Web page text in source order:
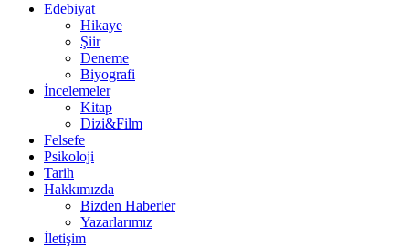
Edebiyat
Hikaye
Şiir
Deneme
Biyografi
İncelemeler
Kitap
Dizi&Film
Felsefe
Psikoloji
Tarih
Hakkımızda
Bizden Haberler
Yazarlarımız
İletişim